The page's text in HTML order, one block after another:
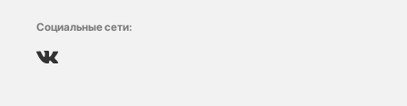
Социальные сети: